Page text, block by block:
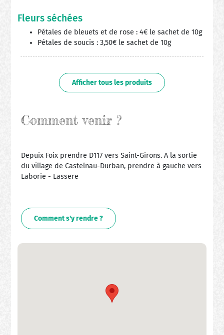
Fleurs séchées
Pétales de bleuets et de rose : 4€ le sachet de 10g
Pétales de soucis : 3,50€ le sachet de 10g
Afficher tous les produits
Comment venir ?
Depuix Foix prendre D117 vers Saint-Girons. A la sortie
du village de Castelnau-Durban, prendre à gauche vers
Laborie - Lassere
Comment s'y rendre ?